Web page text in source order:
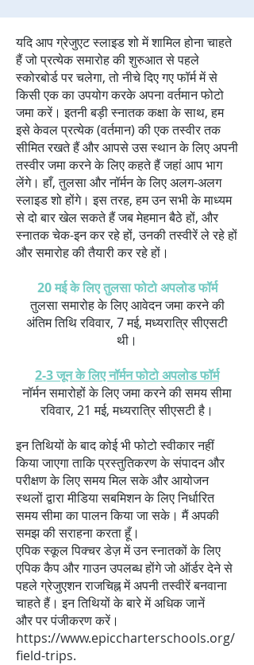
यदि आप ग्रेजुएट स्लाइड शो में शामिल होना चाहते
हैं जो प्रत्येक समारोह की शुरुआत से पहले
स्कोरबोर्ड पर चलेगा, तो नीचे दिए गए फॉर्म में से
किसी एक का उपयोग करके अपना वर्तमान फोटो
जमा करें। इतनी बड़ी स्नातक कक्षा के साथ, हम
इसे केवल प्रत्येक (वर्तमान) की एक तस्वीर तक
सीमित रखते हैं और आपसे उस स्थान के लिए अपनी
तस्वीर जमा करने के लिए कहते हैं जहां आप भाग
लेंगे। हाँ, तुलसा और नॉर्मन के लिए अलग-अलग
स्लाइड शो होंगे। इस तरह, हम उन सभी के माध्यम
से दो बार खेल सकते हैं जब मेहमान बैठे हों, और
स्नातक चेक-इन कर रहे हों, उनकी तस्वीरें ले रहे हों
और समारोह की तैयारी कर रहे हों।
20 मई के लिए तुलसा फोटो अपलोड फॉर्म
तुलसा समारोह के लिए आवेदन जमा करने की
अंतिम तिथि रविवार, 7 मई, मध्यरात्रि सीएसटी
थी।
2-3 जून के लिए नॉर्मन फोटो अपलोड फॉर्म
नॉर्मन समारोहों के लिए जमा करने की समय सीमा
रविवार, 21 मई, मध्यरात्रि सीएसटी है।
इन तिथियों के बाद कोई भी फोटो स्वीकार नहीं
किया जाएगा ताकि प्रस्तुतिकरण के संपादन और
परीक्षण के लिए समय मिल सके और आयोजन
स्थलों द्वारा मीडिया सबमिशन के लिए निर्धारित
समय सीमा का पालन किया जा सके। मैं अपकी
समझ की सराहना करता हूँ।
एपिक स्कूल पिक्चर डेज़ में उन स्नातकों के लिए
एपिक कैप और गाउन उपलब्ध होंगे जो ऑर्डर देने से
पहले ग्रेजुएशन राजचिह्न में अपनी तस्वीरें बनवाना
चाहते हैं। इन तिथियों के बारे में अधिक जानें
और पर पंजीकरण करें।
https://www.epiccharterschools.org/
field-trips.